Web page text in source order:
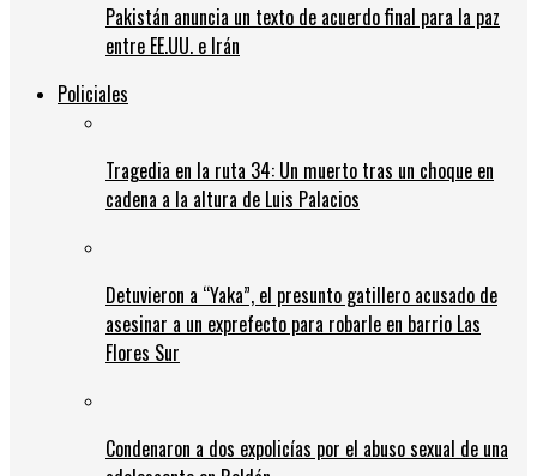
Pakistán anuncia un texto de acuerdo final para la paz
entre EE.UU. e Irán
Policiales
Tragedia en la ruta 34: Un muerto tras un choque en
cadena a la altura de Luis Palacios
Detuvieron a “Yaka”, el presunto gatillero acusado de
asesinar a un exprefecto para robarle en barrio Las
Flores Sur
Condenaron a dos expolicías por el abuso sexual de una